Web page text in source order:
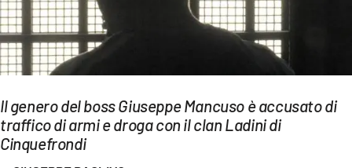
SPORT
Streaming
LAC NETWORK
Il genero del boss Giuseppe Mancuso è accusato di
traffico di armi e droga con il clan Ladini di
Cinquefrondi